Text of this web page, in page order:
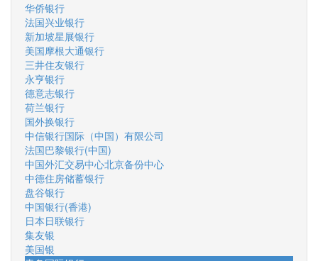
华侨银行
法国兴业银行
新加坡星展银行
美国摩根大通银行
三井住友银行
永亨银行
德意志银行
荷兰银行
国外换银行
中信银行国际（中国）有限公司
法国巴黎银行(中国)
中国外汇交易中心北京备份中心
中德住房储蓄银行
盘谷银行
中国银行(香港)
日本日联银行
集友银
美国银